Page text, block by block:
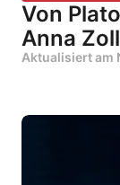
Von
Anna
Aktualisiert am